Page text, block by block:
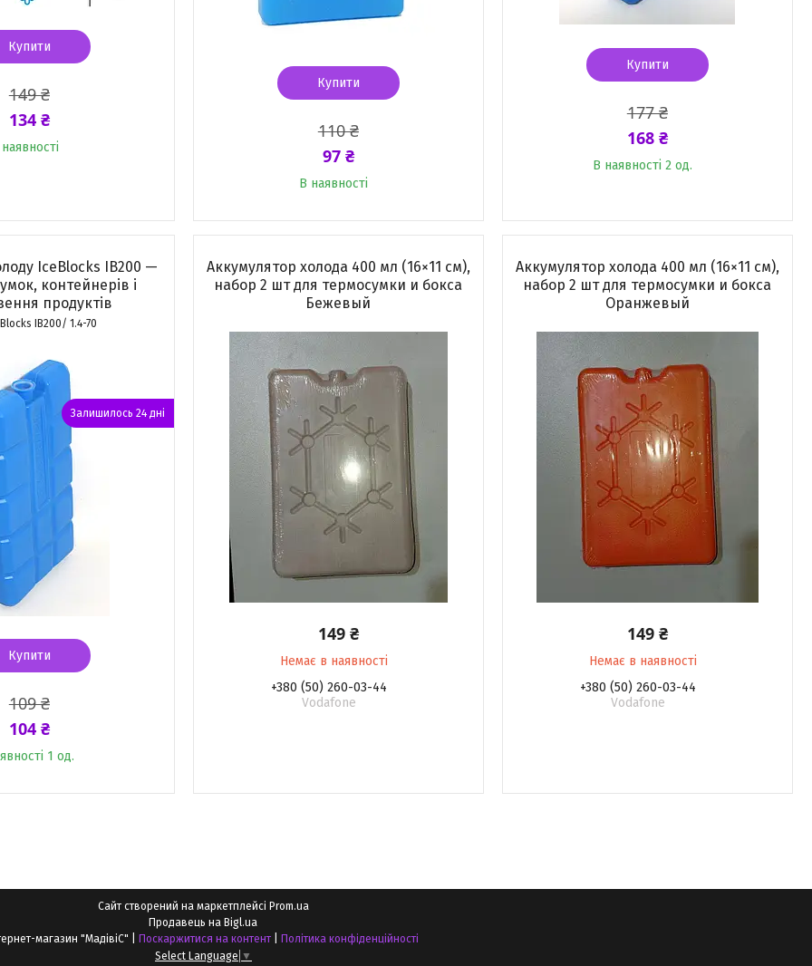
Купити
149 ₴
134 ₴
Купити
110 ₴
97 ₴
В наявності
Купити
177 ₴
168 ₴
В наявності 2 од.
IceBlocks IB200 —
контейнерів і
продуктів
IB200/ 1.4-70
Залишилось 24 дні
Купити
109 ₴
104 ₴
1 од.
Аккумулятор холода 400 мл (16×11 см),
набор 2 шт для термосумки и бокса
Бежевый
149 ₴
Немає в наявності
+380 (50) 260-03-44
Vodafone
Аккумулятор холода 400 мл (16×11 см),
набор 2 шт для термосумки и бокса
Оранжевый
149 ₴
Немає в наявності
+380 (50) 260-03-44
Vodafone
Сайт створений на маркетплейсі Prom.ua
Продавець на Bigl.ua
Поскаржитися на контент
Політика конфіденційності
Select Language ▼